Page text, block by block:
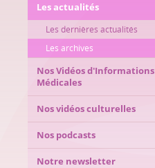
Les actualités
Les dernières actualités
Les archives
Nos Vidéos d'Informations
Médicales
Nos vidéos culturelles
Nos podcasts
Notre newsletter